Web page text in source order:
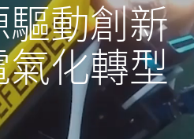
動創新
化轉型